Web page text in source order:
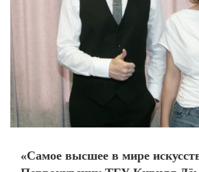
«Самое высшее в мире